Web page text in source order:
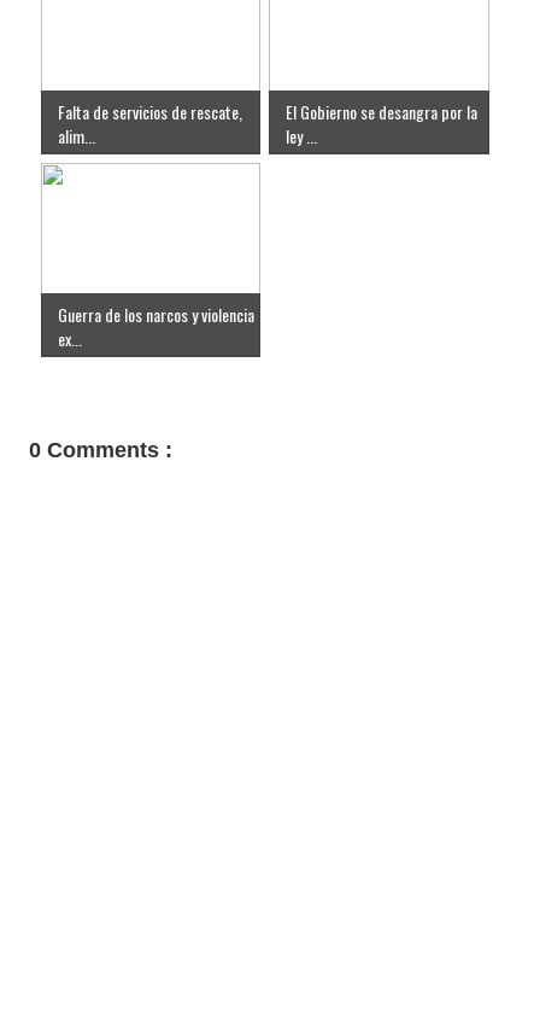
Falta de servicios de rescate,
alim...
El Gobierno se desangra por la
ley ...
Guerra de los narcos y violencia
ex...
0 Comments :